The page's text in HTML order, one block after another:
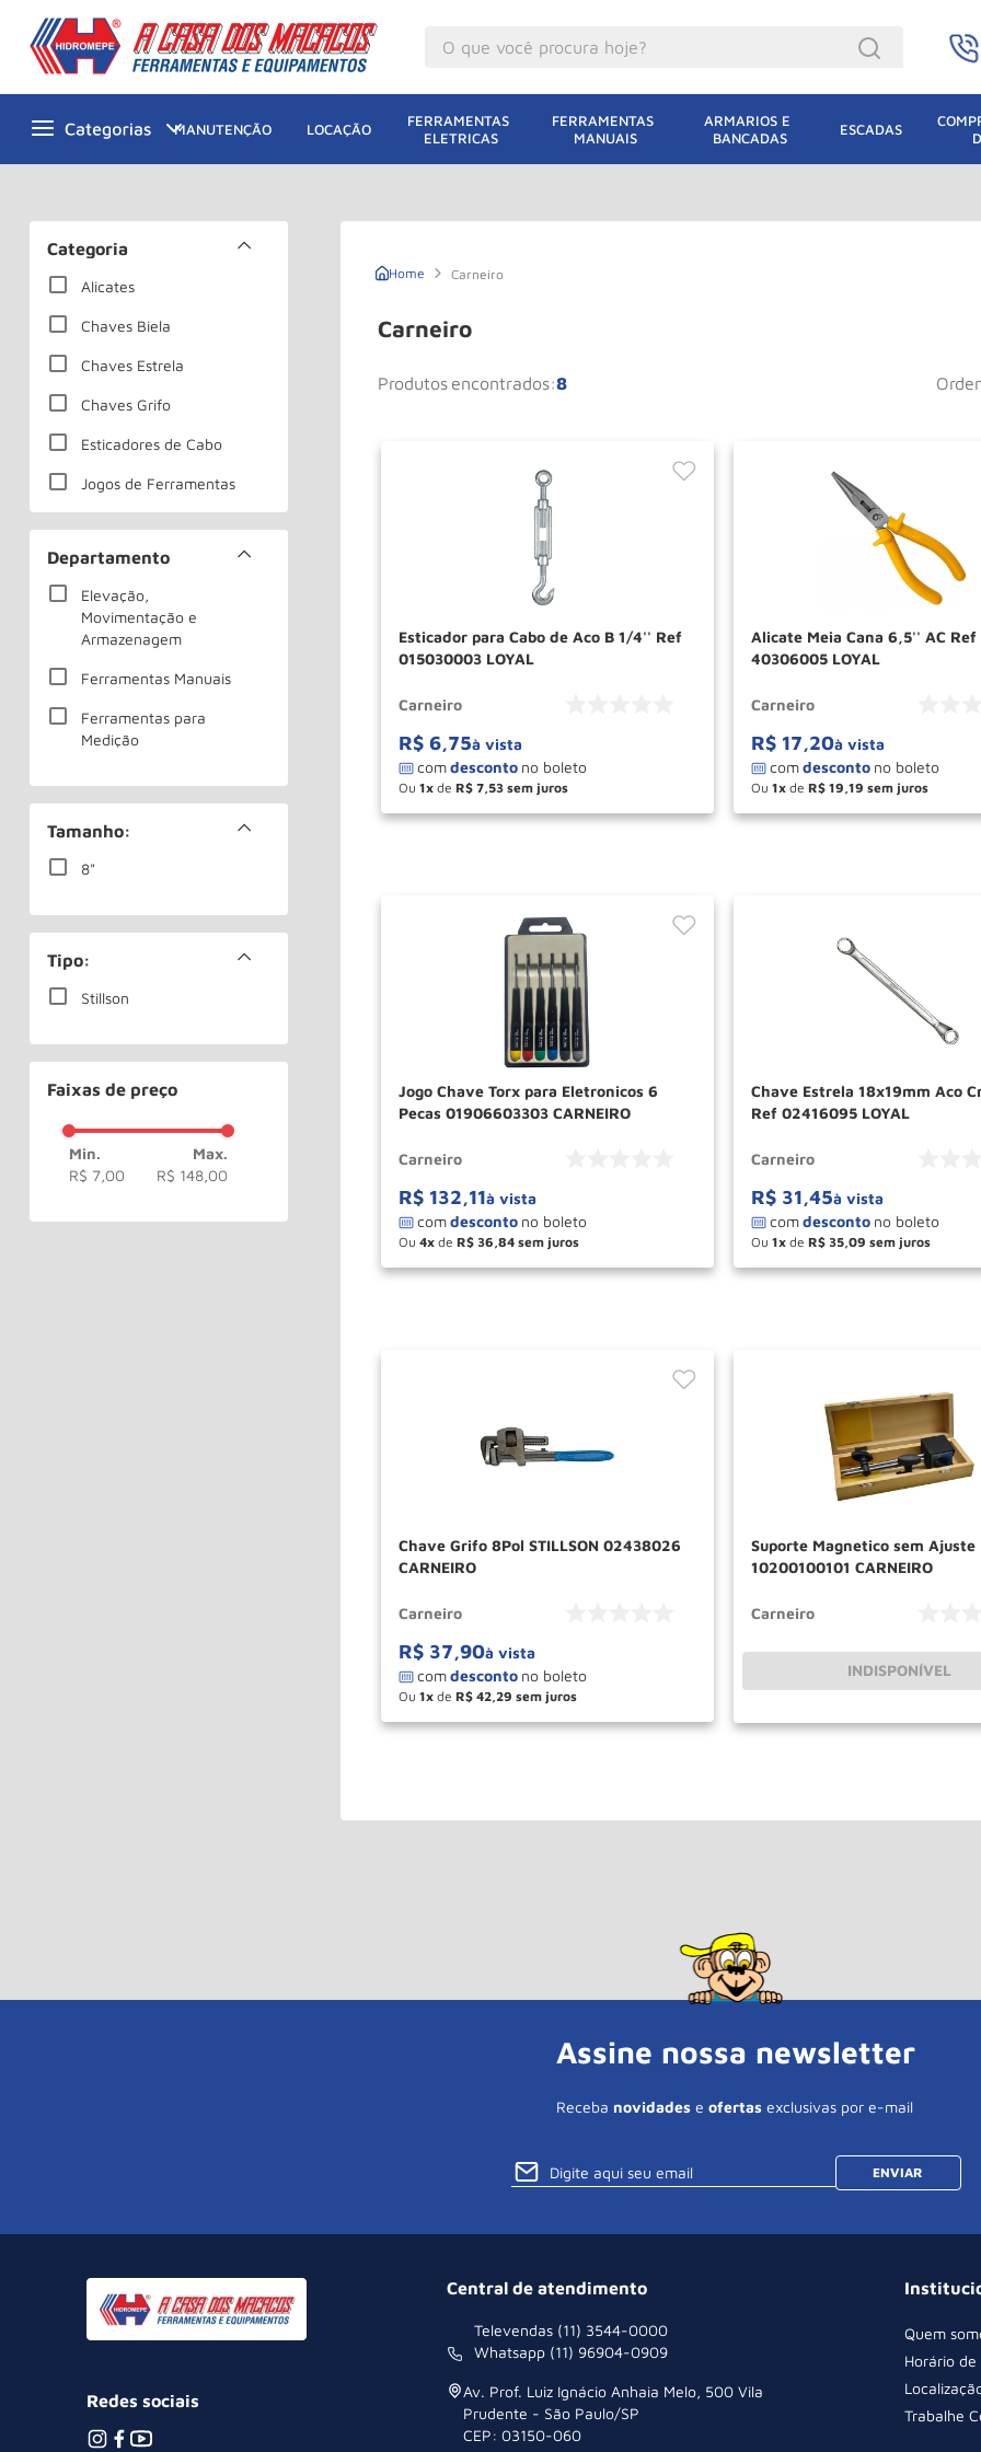
MANUTENÇÃO LOCAÇÃO
FERRAMENTAS
ELETRICAS
FERRAMENTAS
MANUAIS
ARMARIOS E
BANCADAS
ESCADAS
Categoria
Alicates
Chaves Biela
Chaves Estrela
Chaves Grifo
Esticadores de Cabo
Jogos de Ferramentas
Departamento
Elevação,
Movimentação e
Armazenagem
Ferramentas Manuais
Ferramentas para
Medição
Tamanho:
8"
Tipo:
Stillson
Faixas de preço
R$ 7,00 R$ 148,00
Carneiro
Carneiro
8
Produtos
Esticador para Cabo de Aco B 1/4'' Ref
015030003 LOYAL
Carneiro
R$ 6,75à vista
Ou 1 de R$ 7, 53
＋
－ COMPRAR
Alicate Meia Cana 6,5'' AC Ref
40306005 LOYAL
Carneiro
R$ 17,20à vista
Ou 1 de R$ 19 19
＋
－
Jogo Chave Torx para Eletronicos 6
Pecas 01906603303 CARNEIRO
Carneiro
R$ 132,11à vista
Ou 4 de R$ 36 84
＋
－ COMPRAR
Chave Estrela 18x19mm Aco
Ref 02416095 LOYAL
Carneiro
R$ 31,45à vista
Ou 1 de R$ 35, 09
＋
－
Chave Grifo 8Pol STILLSON 02438026
CARNEIRO
Carneiro
R$ 37,90à vista
Ou 1 de R$ 42, 29
＋
－ COMPRAR
Suporte Magnetico sem Ajuste
10200100101 CARNEIRO
Carneiro
INDISPONÍVEL
Assine nossa newsletter
Receba novidades e ofertas exclusivas por e-mail
ENVIAR
Redes sociais
Central de atendimento
Televendas (11) 3544-0000
Whatsapp (11) 96904-0909
Av. Prof. Luiz Ignácio Anhaia Melo, 500 Vila
Prudente - São Paulo/SP
CEP: 03150-060
Quem
Horário
Trabalhe
1º Macacos
5º Macaco Jacare
8 º Rodizio